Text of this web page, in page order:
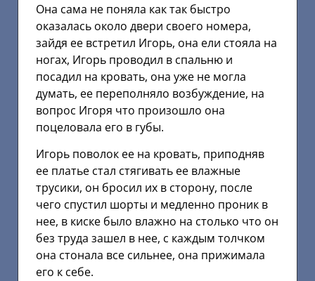
Она сама не поняла как так быстро
оказалась около двери своего номера,
зайдя ее встретил Игорь, она ели стояла на
ногах, Игорь проводил в спальню и
посадил на кровать, она уже не могла
думать, ее переполняло возбуждение, на
вопрос Игоря что произошло она
поцеловала его в губы.
Игорь поволок ее на кровать, приподняв
ее платье стал стягивать ее влажные
трусики, он бросил их в сторону, после
чего спустил шорты и медленно проник в
нее, в киске было влажно на столько что он
без труда зашел в нее, с каждым толчком
она стонала все сильнее, она прижимала
его к себе.